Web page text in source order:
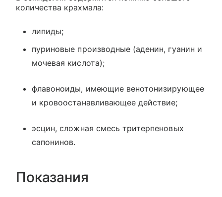
количества крахмала:
липиды;
пуриновые производные (аденин, гуанин и
мочевая кислота);
флавоноиды, имеющие венотонизирующее
и кровоостанавливающее действие;
эсцин, сложная смесь тритерпеновых
сапонинов.
Показания